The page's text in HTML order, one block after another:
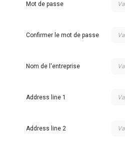
Mot de passe
Confirmer le mot de passe
Nom de l'entreprise
Address line 1
Address line 2